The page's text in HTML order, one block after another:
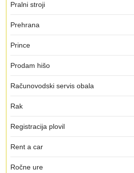
Pralni stroji
Prehrana
Prince
Prodam hišo
Računovodski servis obala
Rak
Registracija plovil
Rent a car
Ročne ure